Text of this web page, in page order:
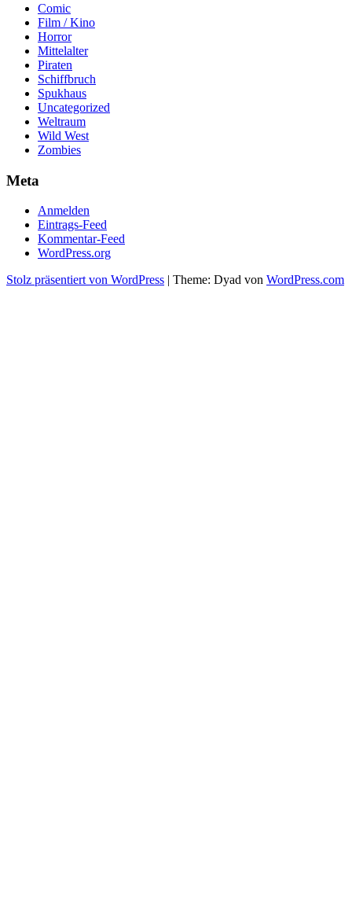
Comic
Film / Kino
Horror
Mittelalter
Piraten
Schiffbruch
Spukhaus
Uncategorized
Weltraum
Wild West
Zombies
Meta
Anmelden
Eintrags-Feed
Kommentar-Feed
WordPress.org
Stolz präsentiert von WordPress | Theme: Dyad von WordPress.com